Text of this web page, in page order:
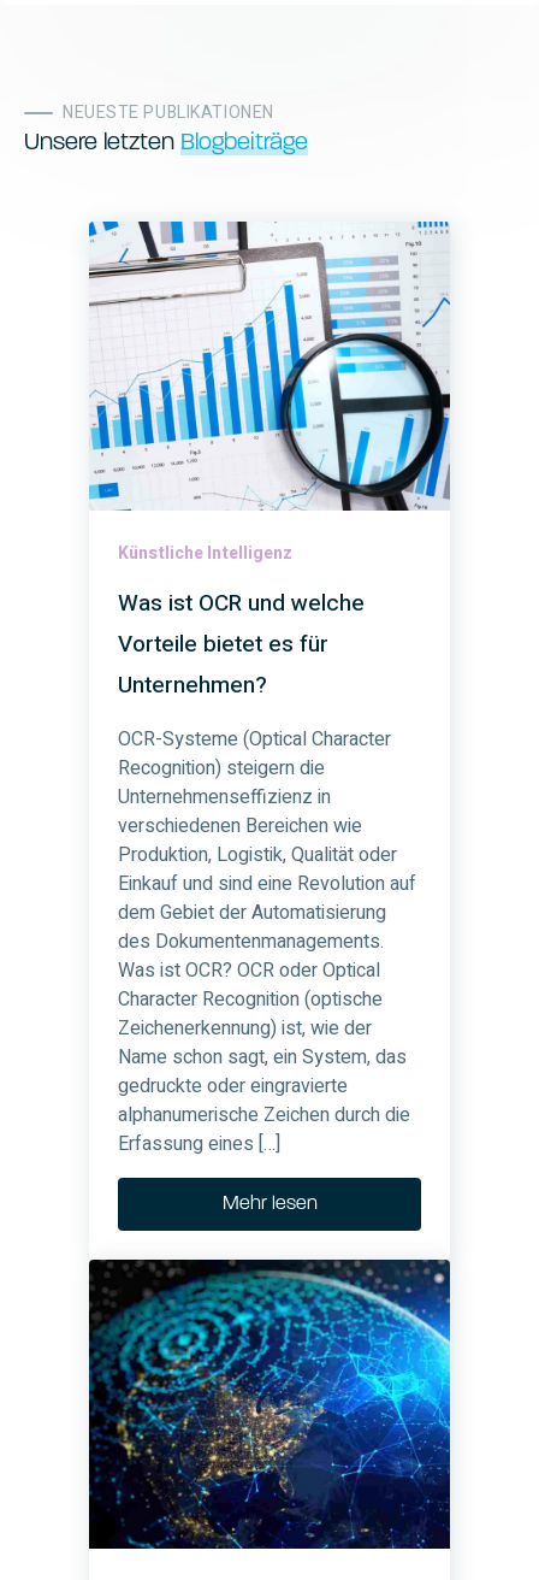
NEUESTE PUBLIKATIONEN
Unsere letzten Blogbeiträge
Künstliche Intelligenz
Was ist OCR und welche
Vorteile bietet es für
Unternehmen?
OCR-Systeme (Optical Character
Recognition) steigern die
Unternehmenseffizienz in
verschiedenen Bereichen wie
Produktion, Logistik, Qualität oder
Einkauf und sind eine Revolution auf
dem Gebiet der Automatisierung
des Dokumentenmanagements.
Was ist OCR? OCR oder Optical
Character Recognition (optische
Zeichenerkennung) ist, wie der
Name schon sagt, ein System, das
gedruckte oder eingravierte
alphanumerische Zeichen durch die
Erfassung eines […]
Mehr lesen